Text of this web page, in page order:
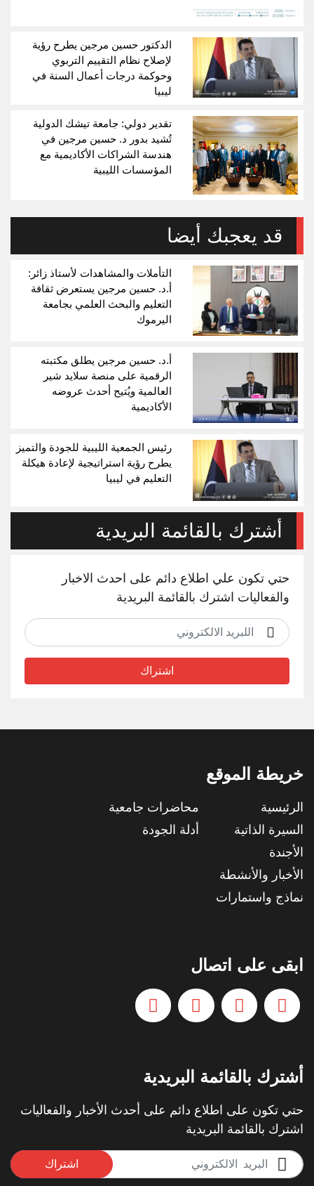
الدكتور حسين مرجين يطرح رؤية
لإصلاح نظام التقييم التربوي
وحوكمة درجات أعمال السنة في
ليبيا
تقدير دولي: جامعة تيشك الدولية
تُشيد بدور د. حسين مرجين في
هندسة الشراكات الأكاديمية مع
المؤسسات الليبية
قد يعجبك أيضا
التأملات والمشاهدات لأستاذ زائر:
أ.د. حسين مرجين يستعرض ثقافة
التعليم والبحث العلمي بجامعة
اليرموك
أ.د. حسين مرجين يطلق مكتبته
الرقمية على منصة سلايد شير
العالمية ويُتيح أحدث عروضه
الأكاديمية
رئيس الجمعية الليبية للجودة والتميز
يطرح رؤية استراتيجية لإعادة هيكلة
التعليم في ليبيا
أشترك بالقائمة البريدية
حتي تكون علي اطلاع دائم على احدث الاخبار
والفعاليات اشترك بالقائمة البريدية
اشتراك
خريطة الموقع
الرئيسية
السيرة الذاتية
الأجندة
الأخبار والأنشطة
نماذج واستمارات
محاضرات جامعية
أدلة الجودة
ابقى على اتصال
أشترك بالقائمة البريدية
حتي تكون على اطلاع دائم على أحدث الأخبار والفعاليات
اشترك بالقائمة البريدية
اشتراك